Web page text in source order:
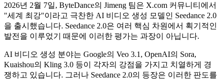
2026년 2월 7일, ByteDance의 Jimeng 팀은 X.com 커뮤니티에서
"세계 최강"이라고 극찬한 AI 비디오 생성 모델인 Seedance 2.0
을 출시했습니다. Seedance 2.0은 여러 핵심 차원에서 획기적인
발전을 이루었기 때문에 이러한 평가는 과장이 아닙니다.
AI 비디오 생성 분야는 Google의 Veo 3.1, OpenAI의 Sora,
Kuaishou의 Kling 3.0 등이 각자의 강점을 가지고 치열하게 경
쟁하고 있습니다. 그러나 Seedance 2.0의 등장은 이러한 판도를